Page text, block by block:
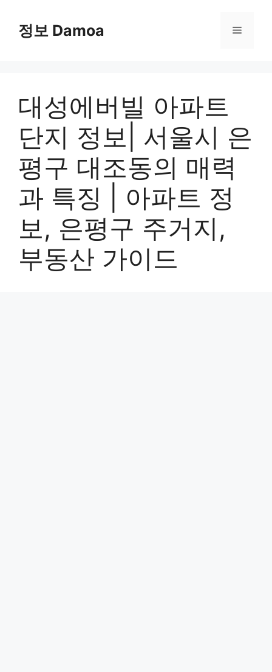
content정보 Damoa Menu
대성에버빌 아파트
단지 정보| 서울시 은
평구 대조동의 매력
과 특징 | 아파트 정
보, 은평구 주거지,
부동산 가이드